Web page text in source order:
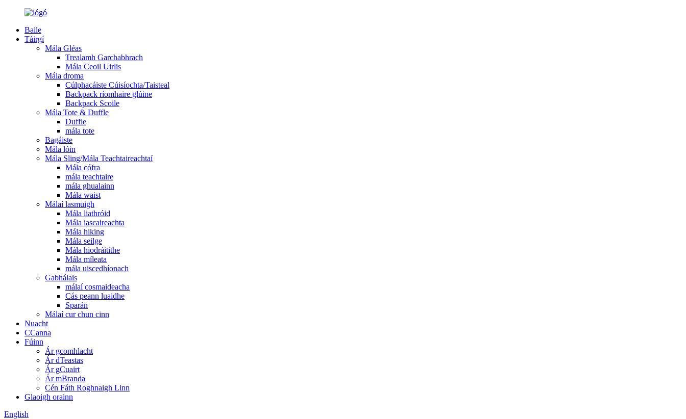
Baile
Táirgí
Mála Gléas
Trealamh Garchabhrach
Mála Ceoil Uirlis
Mála droma
Cúlphacáiste Cúisíochta/Taisteal
Backpack ríomhaire glúine
Backpack Scoile
Mála Tote & Duffle
Duffle
mála tote
Bagáiste
Mála lóin
Mála Sling/Mála Teachtaireachtaí
Mála cófra
mála teachtaire
mála ghualainn
Mála waist
Málaí lasmuigh
Mála liathróid
Mála iascaireachta
Mála hiking
Mála seilge
Mála hiodráitithe
Mála míleata
mála uiscedhíonach
Gabhálais
málaí cosmaideacha
Cás peann luaidhe
Sparán
Málaí cur chun cinn
Nuacht
CCanna
Fúinn
Ár gcomhlacht
Ár dTeastas
Ár gCuairt
Ár mBranda
Cén Fáth Roghnaigh Linn
Glaoigh orainn
English